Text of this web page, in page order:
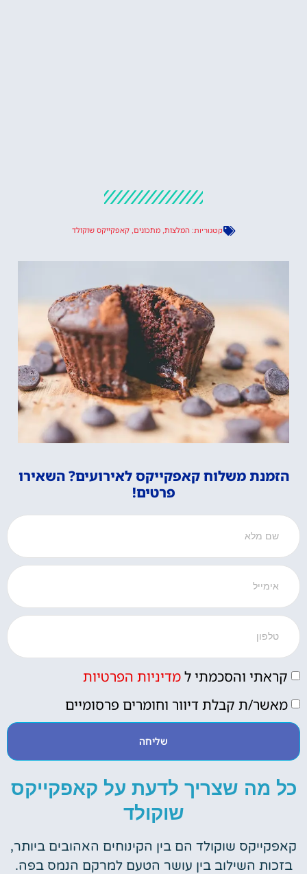
קטגוריות: המלצות,מתכונים,קאפקייקס שוקולד
הזמנת משלוח קאפקייקס לאירועים? השאירו
פרטים!
קראתי והסכמתי למדיניות הפרטיות
מאשר/ת קבלת דיוור וחומרים פרסומיים
שליחה
כל מה שצריך לדעת על קאפקייקס
שוקולד
קאפקייקס שוקולד הם בין הקינוחים האהובים ביותר,
בזכות השילוב בין עושר הטעם למרקם הנמס בפה.